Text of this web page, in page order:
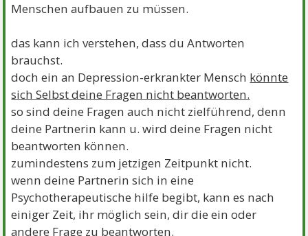
Menschen aufbauen zu müssen.
das kann ich verstehen, dass du Antworten
brauchst.
doch ein an Depression-erkrankter Mensch könnte
sich Selbst deine Fragen nicht beantworten.
so sind deine Fragen auch nicht zielführend, denn
deine Partnerin kann u. wird deine Fragen nicht
beantworten können.
zumindestens zum jetzigen Zeitpunkt nicht.
wenn deine Partnerin sich in eine
Psychotherapeutische hilfe begibt, kann es nach
einiger Zeit, ihr möglich sein, dir die ein oder
andere Frage zu beantworten.